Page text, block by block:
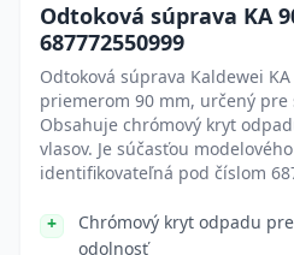
Odtoková súprava KA
687772550999
Odtoková súprava Kaldewei
priemerom 90 mm, určený pre
Obsahuje chrómový kryt
vlasov. Je súčasťou
identifikovateľná pod číslom
Chrómový kryt odpadu
odolnosť